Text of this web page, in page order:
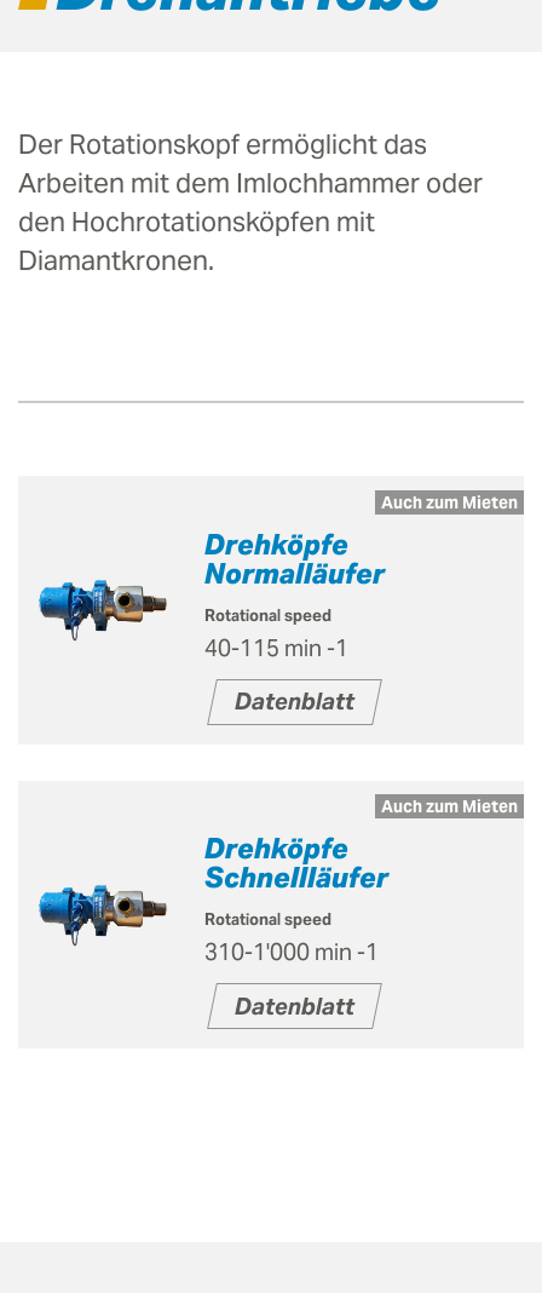
Der Rotationskopf ermöglicht das
Arbeiten mit dem Imlochhammer oder
den Hochrotationsköpfen mit
Diamantkronen.
Auch zum Mieten
Drehköpfe
Normalläufer
Rotational speed
40-115 min -1
Datenblatt
Auch zum Mieten
Drehköpfe
Schnellläufer
Rotational speed
310-1'000 min -1
Datenblatt